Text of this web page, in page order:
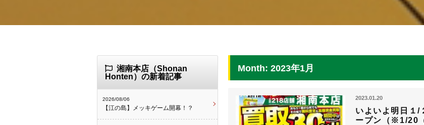
Month: 2023年1月
2023.01.20
いよいよ明日１/
ープン（※1/20
湘南本店（Shonan
Honten）の新着記事
2026/08/06
【江の島】メッキゲーム開幕！？